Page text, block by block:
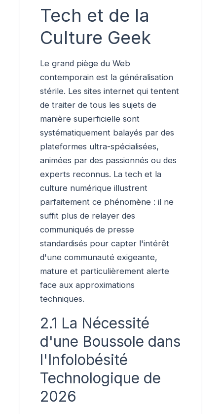
Tech et de la
Culture Geek
Le grand piège du Web
contemporain est la généralisation
stérile. Les sites internet qui tentent
de traiter de tous les sujets de
manière superficielle sont
systématiquement balayés par des
plateformes ultra-spécialisées,
animées par des passionnés ou des
experts reconnus. La tech et la
culture numérique illustrent
parfaitement ce phénomène : il ne
suffit plus de relayer des
communiqués de presse
standardisés pour capter l'intérêt
d'une communauté exigeante,
mature et particulièrement alerte
face aux approximations
techniques.
2.1 La Nécessité
d'une Boussole dans
l'Infolobésité
Technologique de
2026